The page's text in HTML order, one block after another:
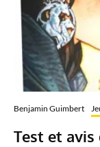
Benjamin Guimbert
Test et avis